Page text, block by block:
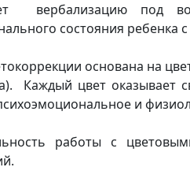
вербализацию под
состояния ребенка
основана на
Каждый цвет оказывает
и
работы с